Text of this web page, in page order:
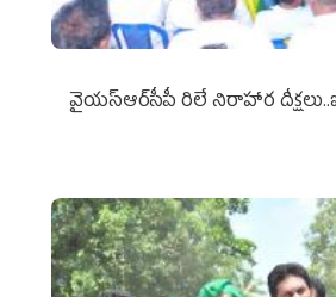
వైయ‌స్ఆర్‌సీపీ రిలే నిరాహార